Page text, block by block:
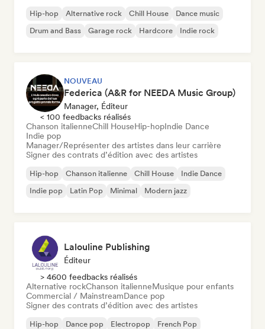
Hip-hop Alternative rock Chill House
Dance music
Drum and Bass
Garage rock Hardcore Indie rock
NOUVEAU
Federica (A&R for NEEDA Music Group)
Manager, Éditeur
< 100 feedbacks réalisés
Chanson italienneChill HouseHip-hopIndie Dance
Indie pop
Manager/Représenter des artistes dans leur carrière
Signer des contrats d’édition avec des artistes
Hip-hop Chanson italienne Chill House
Indie Dance
Indie pop
Latin Pop Minimal Modern jazz
Lalouline Publishing
Éditeur
> 4600 feedbacks réalisés
Alternative rockChanson italienneMusique pour enfants
Commercial / MainstreamDance pop
Signer des contrats d’édition avec des artistes
Hip-hop Dance pop Electropop
French Pop